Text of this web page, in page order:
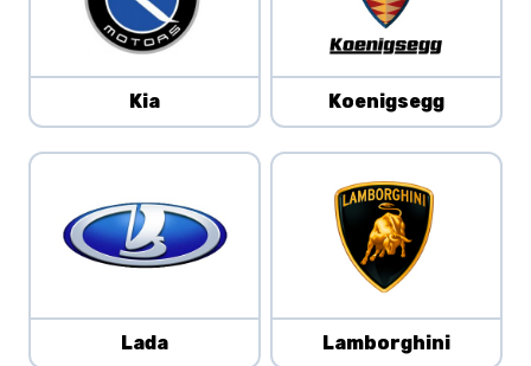
Kia Koenigsegg
Lada Lamborghini